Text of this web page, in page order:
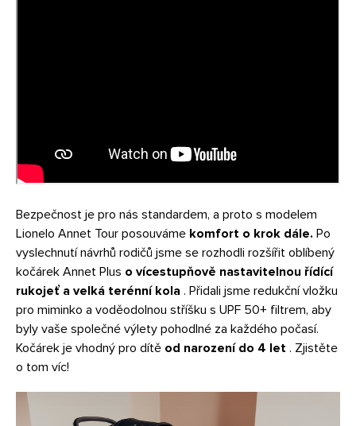
Bezpečnost je pro nás standardem, a proto s modelem
Lionelo Annet Tour posouváme komfort o krok dále. Po
vyslechnutí návrhů rodičů jsme se rozhodli rozšířit oblíbený
kočárek Annet Plus o vícestupňově nastavitelnou řídící
rukojeť a velká terénní kola . Přidali jsme redukční vložku
pro miminko a voděodolnou stříšku s UPF 50+ filtrem, aby
byly vaše společné výlety pohodlné za každého počasí.
Kočárek je vhodný pro dítě od narození do 4 let . Zjistěte
o tom víc!